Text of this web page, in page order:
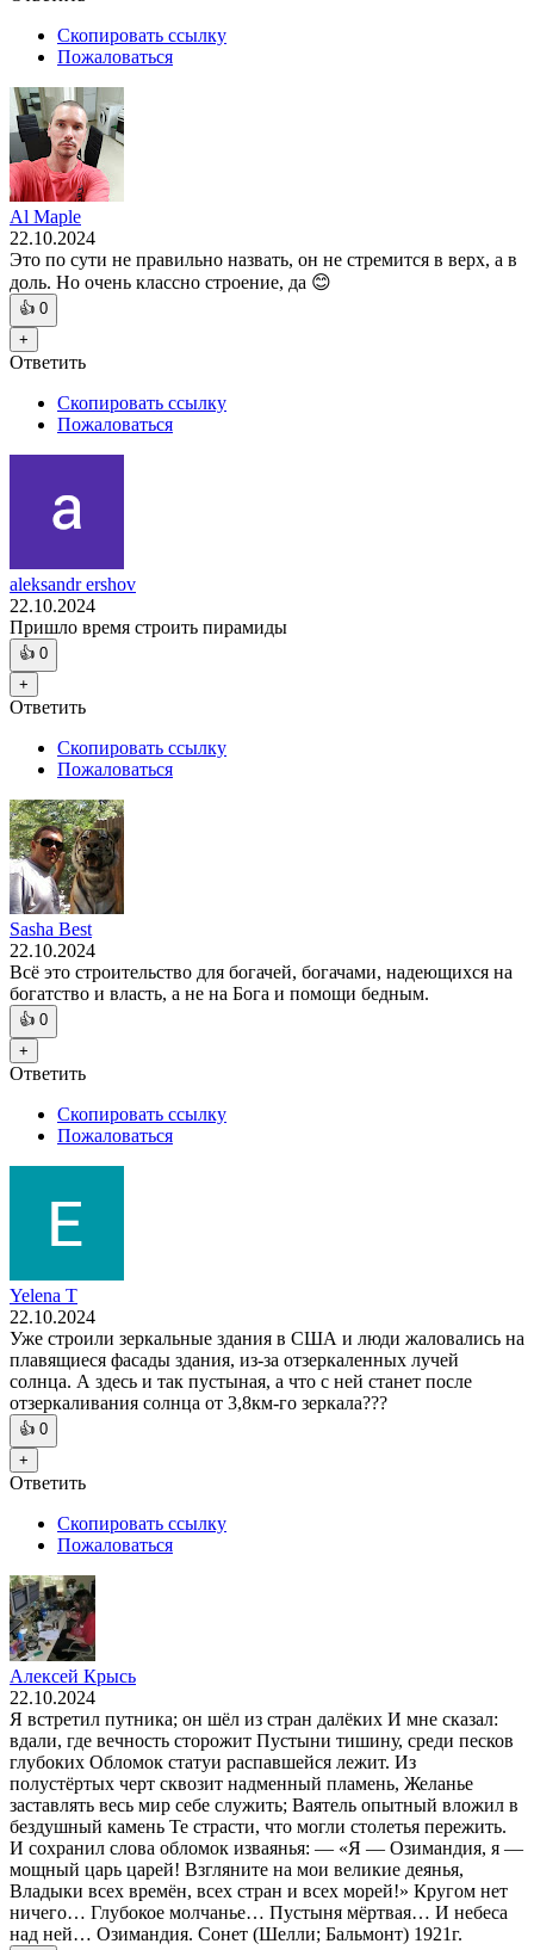
Скопировать ссылку
Пожаловаться
Al Maple
22.10.2024
Это по сути не правильно назвать, он не стремится в верх, а в
доль. Но очень классно строение, да 😊
👍 0
+
Ответить
Скопировать ссылку
Пожаловаться
aleksandr ershov
22.10.2024
Пришло время строить пирамиды
👍 0
+
Ответить
Скопировать ссылку
Пожаловаться
Sasha Best
22.10.2024
Всё это строительство для богачей, богачами, надеющихся на
богатство и власть, а не на Бога и помощи бедным.
👍 0
+
Ответить
Скопировать ссылку
Пожаловаться
Yelena T
22.10.2024
Уже строили зеркальные здания в США и люди жаловались на
плавящиеся фасады здания, из-за отзеркаленных лучей
солнца. А здесь и так пустыная, а что с ней станет после
отзеркаливания солнца от 3,8км-го зеркала???
👍 0
+
Ответить
Скопировать ссылку
Пожаловаться
Алексей Крысь
22.10.2024
Я встретил путника; он шёл из стран далёких И мне сказал:
вдали, где вечность сторожит Пустыни тишину, среди песков
глубоких Обломок статуи распавшейся лежит. Из
полустёртых черт сквозит надменный пламень, Желанье
заставлять весь мир себе служить; Ваятель опытный вложил в
бездушный камень Те страсти, что могли столетья пережить.
И сохранил слова обломок изваянья: — «Я — Озимандия, я —
мощный царь царей! Взгляните на мои великие деянья,
Владыки всех времён, всех стран и всех морей!» Кругом нет
ничего… Глубокое молчанье… Пустыня мёртвая… И небеса
над ней… Озимандия. Сонет (Шелли; Бальмонт) 1921г.